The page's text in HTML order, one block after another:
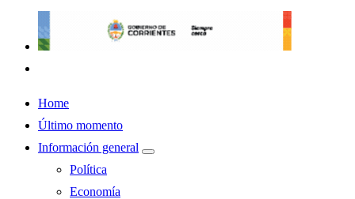
Home
Último momento
Información general
Política
Economía